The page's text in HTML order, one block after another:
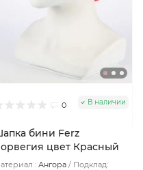
0 В наличии
бини Ferz
цвет Красный
: Ангора
Подклад: